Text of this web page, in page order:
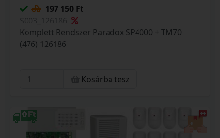
197 150 Ft
Komplett Rendszer Paradox SP4000 + TM70
(476) 126186
Kosárba tesz